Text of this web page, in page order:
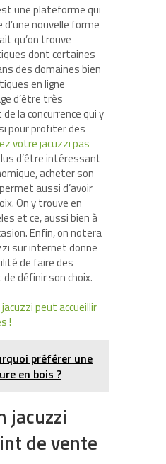
une plateforme qui
d’une nouvelle forme
qu’on trouve
dont certaines
des domaines bien
en ligne
d’être très
la concurrence qui y
pour profiter des
votre jacuzzi pas
d’être intéressant
acheter son
aussi d’avoir
On y trouve en
et ce, aussi bien à
Enfin, on notera
sur internet donne
de faire des
définir son choix.
jacuzzi peut accueillir
!
préférer une
en bois ?
jacuzzi
de vente